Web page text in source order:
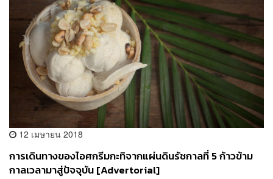
12 เมษายน 2018
การเดินทางของไอศกรีมกะทิจากแผ่นดินรัชกาลที่ 5 ก้าวข้าม
กาลเวลามาสู่ปัจจุบัน [Advertorial]